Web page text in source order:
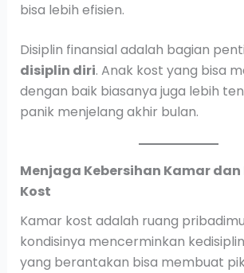
bisa lebih efisien.
Disiplin finansial adalah bagian
disiplin diri. Anak kost yang bisa
dengan baik biasanya juga lebih
panik menjelang akhir bulan.
Menjaga Kebersihan Kamar
Kost
Kamar kost adalah ruang
kondisinya mencerminkan
yang berantakan bisa membuat